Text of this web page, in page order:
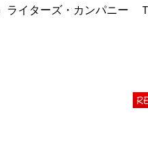
）ライターズ・カンパニ